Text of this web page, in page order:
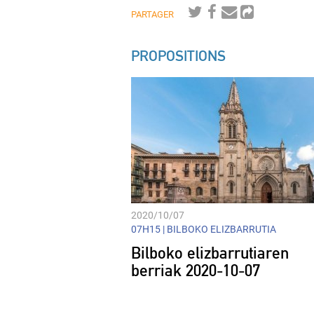
PARTAGER
PROPOSITIONS
2020/10/07
07H15 | BILBOKO ELIZBARRUTIA
Bilboko elizbarrutiaren
berriak 2020-10-07